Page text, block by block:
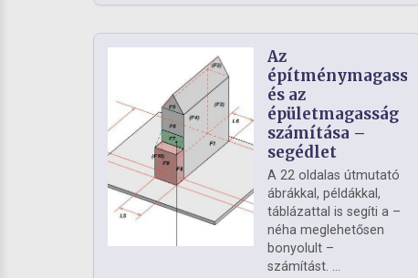
Az
építménymagasság
és az
épületmagasság
számítása –
segédlet
A 22 oldalas útmutató
ábrákkal, példákkal,
táblázattal is segíti a –
néha meglehetősen
bonyolult –
számítást. ...